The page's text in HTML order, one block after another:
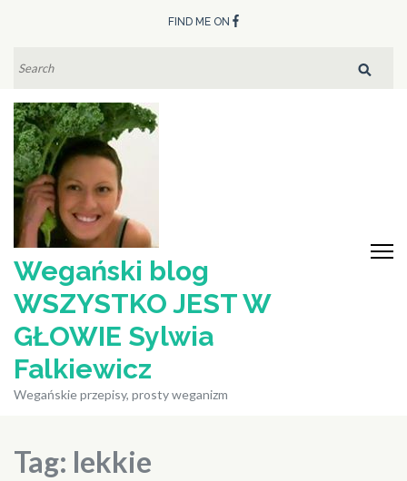
content
(Press
Enter)
FIND ME ON
Wegański blog
WSZYSTKO JEST W
GŁOWIE Sylwia
Falkiewicz
Wegańskie przepisy, prosty weganizm
Tag: lekkie